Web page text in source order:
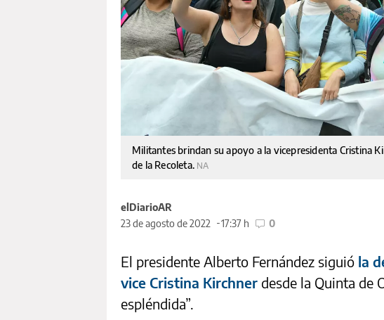
Militantes brindan su apoyo a la vicepresidenta Cristina
de la Recoleta. NA
elDiarioAR
23 de agosto de 2022
17:37 h 0
El presidente Alberto Fernández siguió la
vice Cristina Kirchner desde la Quinta de
espléndida”.